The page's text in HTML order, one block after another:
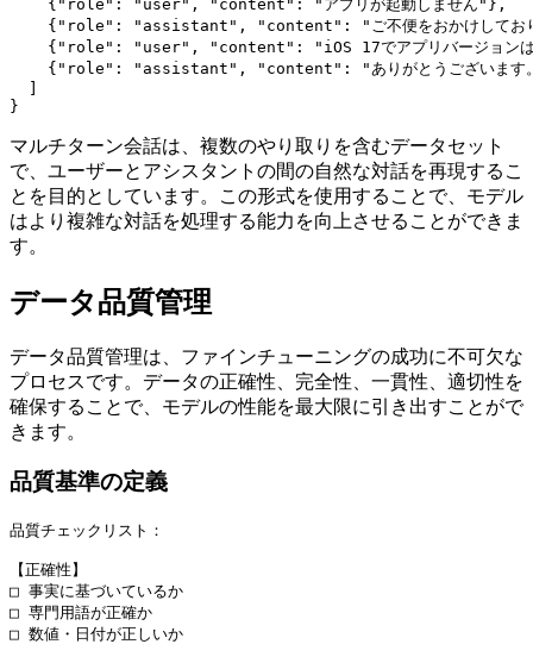
    {"role": "user", "content": "アプリが起動しません"},
{"role": "assistant", "content": "ご不便をおかけしており
{"role": "user", "content": "iOS 17でアプリバージョン
{"role": "assistant", "content": "ありがとうございます。
マルチターン会話は、複数のやり取りを含むデータセット
で、ユーザーとアシスタントの間の自然な対話を再現するこ
とを目的としています。この形式を使用することで、モデル
はより複雑な対話を処理する能力を向上させることができま
す。
データ品質管理
データ品質管理は、ファインチューニングの成功に不可欠な
プロセスです。データの正確性、完全性、一貫性、適切性を
確保することで、モデルの性能を最大限に引き出すことがで
きます。
品質基準の定義
品質チェックリスト：
【正確性】
□ 事実に基づいているか
□ 専門用語が正確か
□ 数値・日付が正しいか